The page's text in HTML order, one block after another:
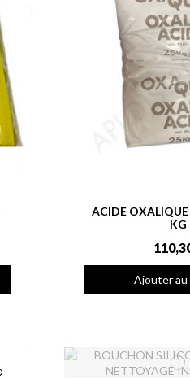
ACIDE OXALIQUE
KG
Ajouter au